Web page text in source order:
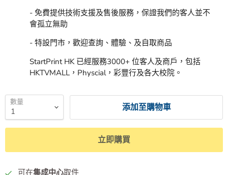
- 免費提供技術支援及售後服務，保證我們的客人並不
會孤立無助
- 特設門市，歡迎查詢、體驗、及自取商品
StartPrint HK 已經服務3000+ 位客人及商戶，包括
HKTVMALL，Physcial，彩豐行及各大校院。
數量 添加至購物車
立即購買
可在集成中心取件